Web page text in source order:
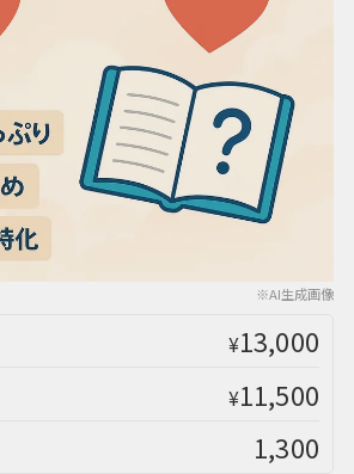
※AI生成画像
¥13,000
¥11,500
1,300